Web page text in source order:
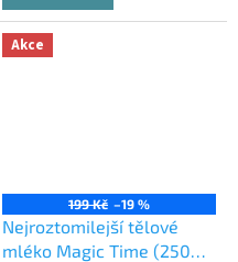
Akce
199 Kč –19 %
Nejroztomilejší tělové
mléko Magic Time (250